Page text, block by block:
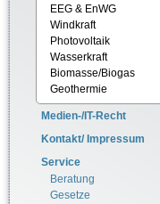
EEG & EnWG
Windkraft
Photovoltaik
Wasserkraft
Biomasse/Biogas
Geothermie
Medien-/IT-Recht
Kontakt/ Impressum
Service
Beratung
Gesetze